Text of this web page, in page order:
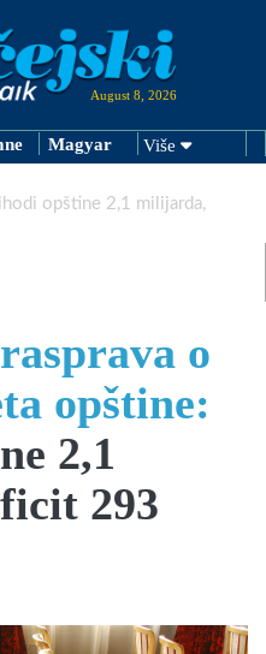
August 8, 2026
Magyar Više
opštine 2,1 milijarda,
o
opštine:
2,1
293